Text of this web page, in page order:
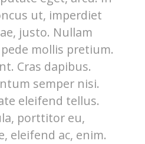
ut, imperdiet
justo. Nullam
mollis pretium.
Cras dapibus.
semper nisi.
eleifend tellus.
porttitor eu,
eleifend ac, enim.